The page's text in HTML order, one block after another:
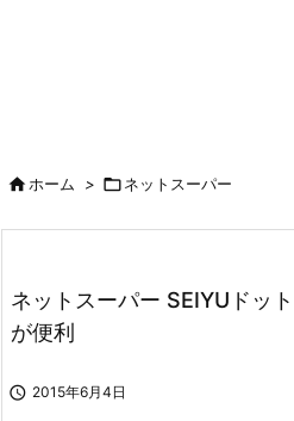
ホーム > ネットスーパー
ネットスーパー SEIYUドッ
が便利
 2015年6月4日